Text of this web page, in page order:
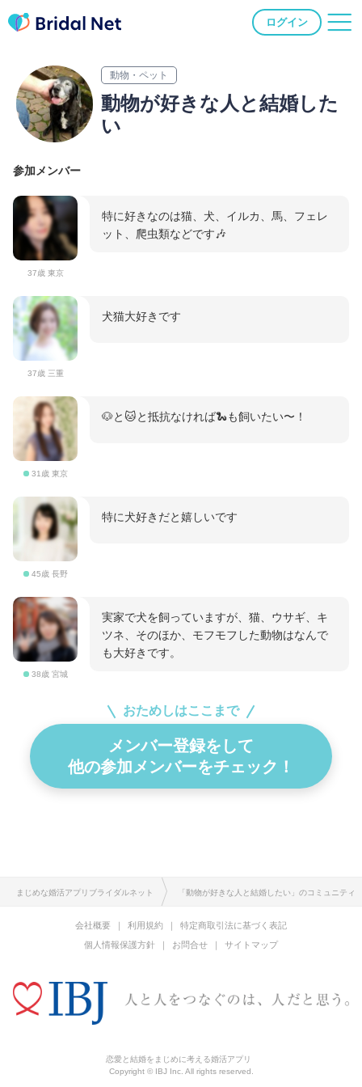
ログイン
動物・ペット
動物が好きな人と結婚した
い
参加メンバー
37歳 東京
特に好きなのは猫、犬、イルカ、馬、フェレ
ット、爬虫類などです🎶
37歳 三重
犬猫大好きです
31歳 東京
🐶と🐱と抵抗なければ🐍も飼いたい〜！
45歳 長野
特に犬好きだと嬉しいです
38歳 宮城
実家で犬を飼っていますが、猫、ウサギ、キ
ツネ、そのほか、モフモフした動物はなんで
も大好きです。
おためしはここまで
メンバー登録をして
他の参加メンバーをチェック！
まじめな婚活アプリブライダルネット 「動物が好きな人と結婚したい」のコミュニティ
会社概要 利用規約
特定商取引法に基づく表記
個人情報保護方針
お問合せ サイトマップ
恋愛と結婚をまじめに考える婚活アプリ
Copyright © IBJ Inc. All rights reserved.